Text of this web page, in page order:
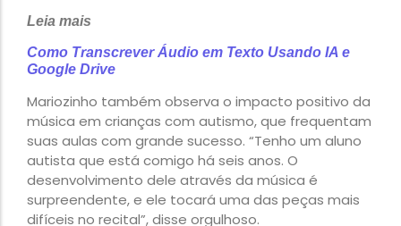
Leia mais
Como Transcrever Áudio em Texto Usando IA e
Google Drive
Mariozinho também observa o impacto positivo da
música em crianças com autismo, que frequentam
suas aulas com grande sucesso. “Tenho um aluno
autista que está comigo há seis anos. O
desenvolvimento dele através da música é
surpreendente, e ele tocará uma das peças mais
difíceis no recital”, disse orgulhoso.